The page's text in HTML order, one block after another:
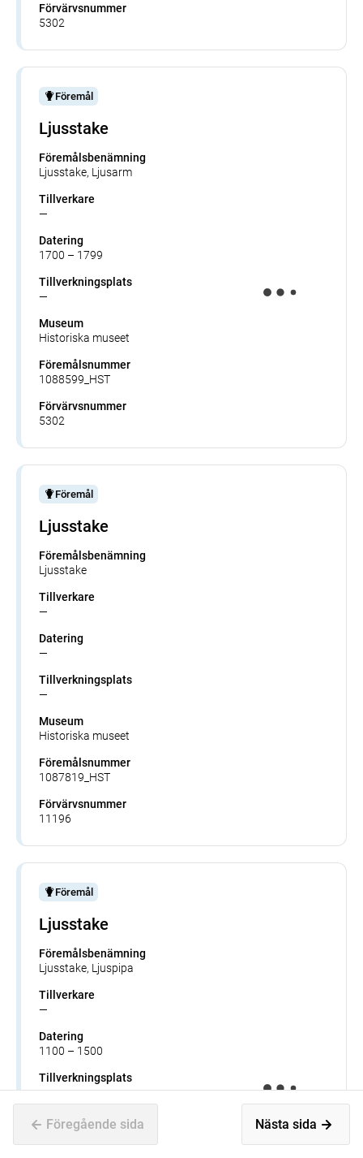
Förvärvsnummer
5302
Föremål
Ljusstake
Föremålsbenämning
Ljusstake, Ljusarm
Tillverkare
—
Datering
1700 – 1799
Tillverkningsplats
—
Museum
Historiska museet
Föremålsnummer
1088599_HST
Förvärvsnummer
5302
Föremål
Ljusstake
Föremålsbenämning
Ljusstake
Tillverkare
—
Datering
—
Tillverkningsplats
—
Museum
Historiska museet
Föremålsnummer
1087819_HST
Förvärvsnummer
11196
Föremål
Ljusstake
Föremålsbenämning
Ljusstake, Ljuspipa
Tillverkare
—
Datering
1100 – 1500
Tillverkningsplats
—
Museum
Historiska museet
Föregående sida Nästa sida